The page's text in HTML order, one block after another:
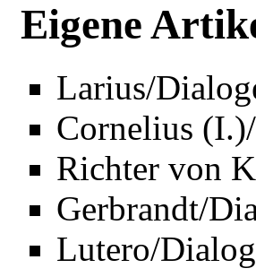
Eigene
Larius/
Cornelius
Richter von
Gerbrandt/
Lutero/